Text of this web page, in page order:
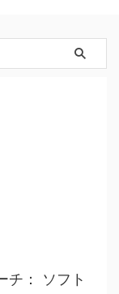
チ： ソフト